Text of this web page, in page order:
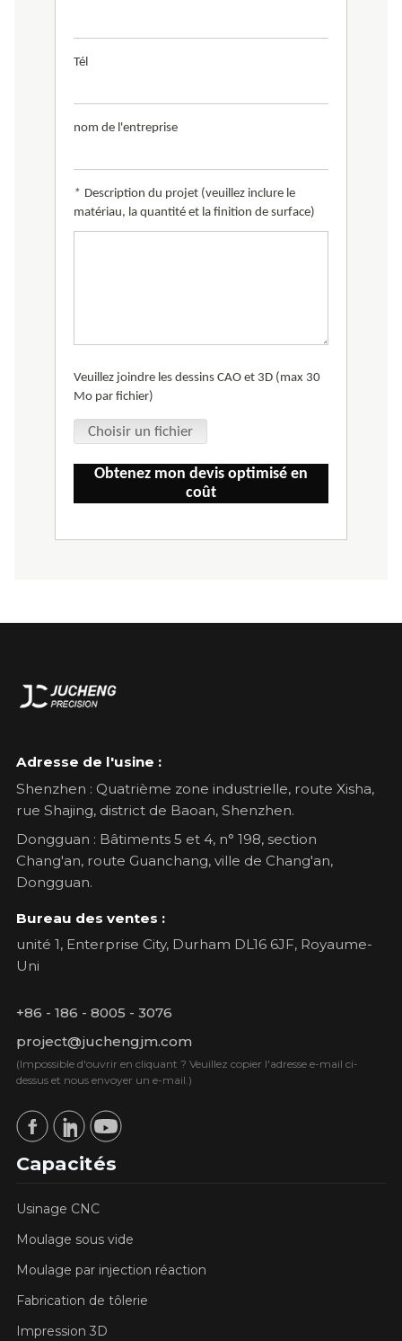
Tél
nom de l'entreprise
* Description du projet (veuillez inclure le
matériau, la quantité et la finition de surface)
Veuillez joindre les dessins CAO et 3D (max 30
Mo par fichier)
Choisir un fichier
Obtenez mon devis optimisé en
coût
Adresse de l'usine :
Shenzhen : Quatrième zone industrielle, route Xisha,
rue Shajing, district de Baoan, Shenzhen.
Dongguan : Bâtiments 5 et 4, n° 198, section
Chang'an, route Guanchang, ville de Chang'an,
Dongguan.
Bureau des ventes :
unité 1, Enterprise City, Durham DL16 6JF, Royaume-
Uni
+86 - 186 - 8005 - 3076
project@juchengjm.com
(Impossible d'ouvrir en cliquant ? Veuillez copier l'adresse e-mail ci-
dessus et nous envoyer un e-mail.)
Capacités
Usinage CNC
Moulage sous vide
Moulage par injection réaction
Fabrication de tôlerie
Impression 3D